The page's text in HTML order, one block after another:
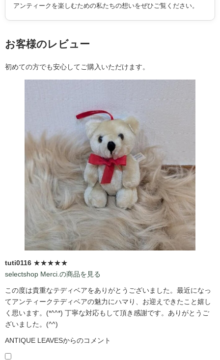
アンティークを楽しむための私たちの想いをぜひご覧ください。
お客様のレビュー
初めての方でも安心してご購入いただけます。
tuti0116 ★★★★★
selectshop Merci.の商品を見る
この度は貴重なテディベアをありがとうございました。最近になっ
てアンティークテディベアの魅力にハマり、お迎えできたこと嬉し
く思います。(*^^*) 丁寧な対応もして頂き感謝です。ありがとうご
ざいました。(^^)
ANTIQUE LEAVESからのコメント